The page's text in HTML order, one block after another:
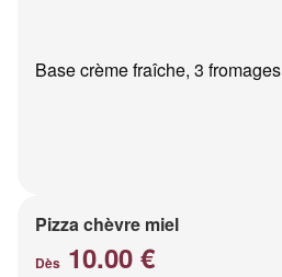
Base crème fraîche, 3 fromages
Pizza chèvre miel
Dès 10.00 €